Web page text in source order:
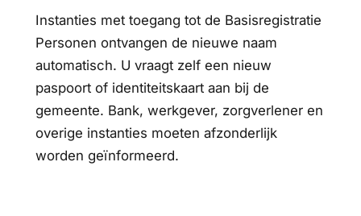
Instanties met toegang tot de Basisregistratie
Personen ontvangen de nieuwe naam
automatisch. U vraagt zelf een nieuw
paspoort of identiteitskaart aan bij de
gemeente. Bank, werkgever, zorgverlener en
overige instanties moeten afzonderlijk
worden geïnformeerd.